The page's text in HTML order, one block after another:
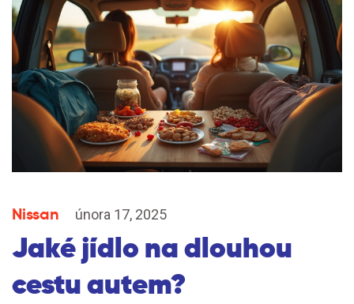
Nissan února 17, 2025
Jaké jídlo na dlouhou
cestu autem?